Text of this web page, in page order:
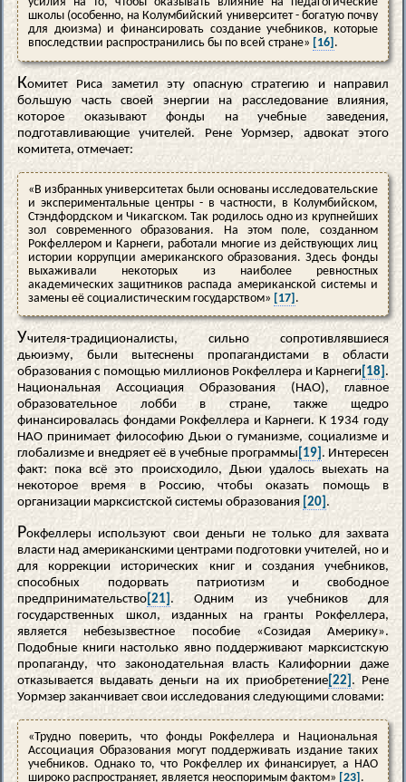
школы (особенно, на Колумбийский университет - богатую почву
для дюизма) и финансировать создание учебников, которые
впоследствии распространились бы по всей стране» [16] .
Комитет Риса заметил эту опасную стратегию и направил
большую часть своей энергии на расследование влияния,
которое оказывают фонды на учебные заведения,
подготавливающие учителей. Рене Уормзер, адвокат этого
комитета, отмечает:
«В избранных университетах были основаны исследовательские
и экспериментальные центры - в частности, в Колумбийском,
Стэндфордском и Чикагском. Так родилось одно из крупнейших
зол современного образования. На этом поле, созданном
Рокфеллером и Карнеги, работали многие из действующих лиц
истории коррупции американского образования. Здесь фонды
выхаживали некоторых из наиболее ревностных
академических защитников распада американской системы и
замены её социалистическим государством» [17] .
Учителя-традиционалисты, сильно сопротивлявшиеся
дьюиэму, были вытеснены пропагандистами в области
образования с помощью миллионов Рокфеллера и Карнеги [18] .
Национальная Ассоциация Образования (НАО), главное
образовательное лобби в стране, также щедро
финансировалась фондами Рокфеллера и Карнеги. К 1934 году
НАО принимает философию Дьюи о гуманизме, социализме и
глобализме и внедряет её в учебные программы [19] . Интересен
факт: пока всё это происходило, Дьюи удалось выехать на
некоторое время в Россию, чтобы оказать помощь в
организации марксистской системы образования [20] .
Рокфеллеры используют свои деньги не только для захвата
власти над американскими центрами подготовки учителей, но и
для коррекции исторических книг и создания учебников,
способных подорвать патриотизм и свободное
предпринимательство [21] . Одним из учебников для
государственных школ, изданных на гранты Рокфеллера,
является небезызвестное пособие «Созидая Америку».
Подобные книги настолько явно поддерживают марксистскую
пропаганду, что законодательная власть Калифорнии даже
отказывается выдавать деньги на их приобретение[22] . Рене
Уормзер заканчивает свои исследования следующими словами:
«Трудно поверить, что фонды Рокфеллера и Национальная
Ассоциация Образования могут поддерживать издание таких
учебников. Однако то, что Рокфеллер их финансирует, а НАО
широко распространяет, является неоспоримым фактом» [23] .